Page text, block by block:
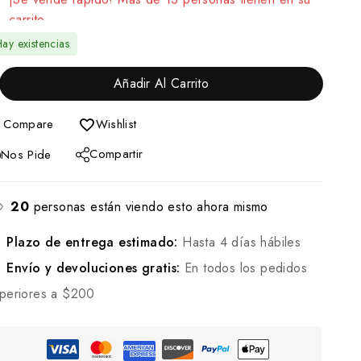
carrito
existencias
Añadir Al Carrito
Compare
Wishlist
Nos Pide
Compartir
20 personas están viendo esto ahora mismo
Plazo de entrega estimado: Hasta 4 días hábiles
Envío y devoluciones gratis: En todos los pedidos
a $200